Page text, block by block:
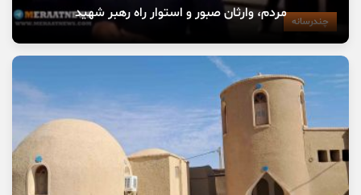
چندرسانه مردم، وارثان صبور و استوار راه رهبر شهید